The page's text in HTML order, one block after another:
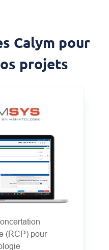
Calym pour
projets
(RCP) pour